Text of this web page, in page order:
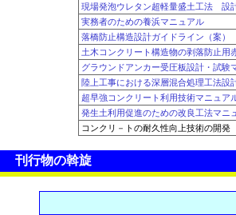
現場発泡ウレタン超軽量盛土工法 設
実務者のための養浜マニュアル
落橋防止構造設計ガイドライン（案）
土木コンクリート構造物の剥落防止用
グラウンドアンカー受圧板設計・試験
陸上工事における深層混合処理工法設
超早強コンクリート利用技術マニュア
発生土利用促進のための改良工法マニ
コンクリ－トの耐久性向上技術の開発
刊行物の斡旋